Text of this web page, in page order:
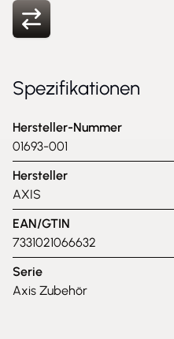
Spezifikationen
Hersteller-Nummer
01693-001
Hersteller
AXIS
EAN/GTIN
7331021066632
Serie
Axis Zubehör